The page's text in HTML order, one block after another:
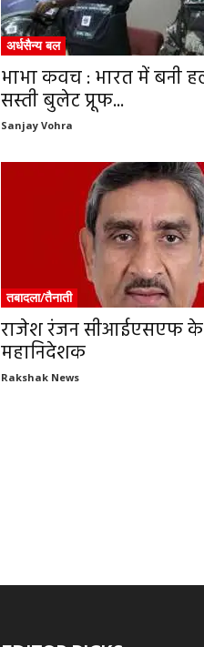
अर्धसैन्य बल
भाभा कवच : भारत में बनी
सस्ती बुलेट प्रूफ...
Sanjay Vohra
तबादला/तैनाती
राजेश रंजन सीआईएसएफ
महानिदेशक
Rakshak News